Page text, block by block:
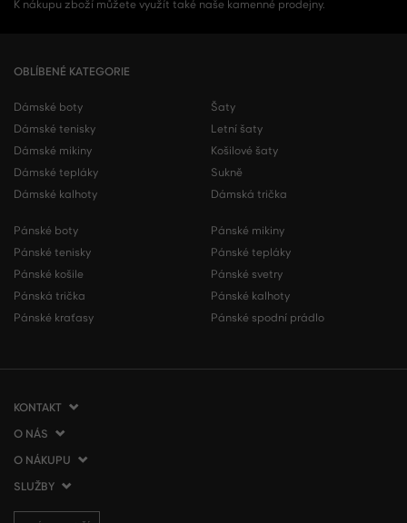
K nákupu zboží můžete využít také naše kamenné prodejny.
OBLÍBENÉ KATEGORIE
Dámské boty
Dámské tenisky
Dámské mikiny
Dámské tepláky
Dámské kalhoty
Šaty
Letní šaty
Košilové šaty
Sukně
Dámská trička
Pánské boty
Pánské tenisky
Pánské košile
Pánská trička
Pánské kraťasy
Pánské mikiny
Pánské tepláky
Pánské svetry
Pánské kalhoty
Pánské spodní prádlo
KONTAKT
VERMONT Services Slovakia s. r. o.
Vlčie hrdlo 53
821 07 Bratislava
O NÁS
O společnosti
Kontakt
O NÁKUPU
Jak nakupovat
Obchodní podmínky
SLUŽBY
Doprava a platba